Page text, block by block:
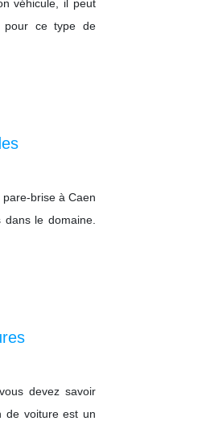
véhicule, il peut
pour ce type de
brise à Caen
le domaine.
devez savoir
de voiture est un